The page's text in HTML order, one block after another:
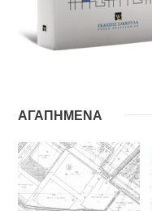
ΑΓΑΠΗΜΕΝΑ